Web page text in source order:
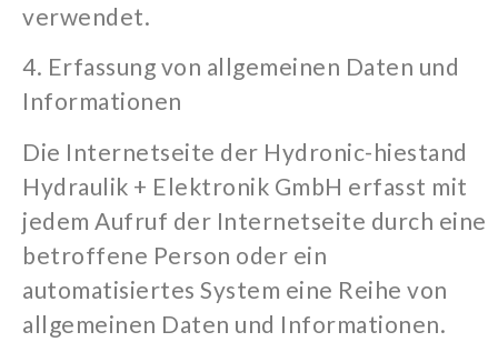
verwendet.
4. Erfassung von allgemeinen Daten und
Informationen
Die Internetseite der Hydronic-hiestand
Hydraulik + Elektronik GmbH erfasst mit
jedem Aufruf der Internetseite durch eine
betroffene Person oder ein
automatisiertes System eine Reihe von
allgemeinen Daten und Informationen.